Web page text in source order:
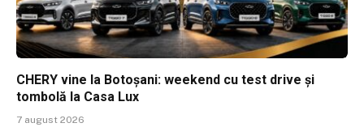
CHERY vine la Botoșani: weekend cu test drive și
tombolă la Casa Lux
7 august 2026